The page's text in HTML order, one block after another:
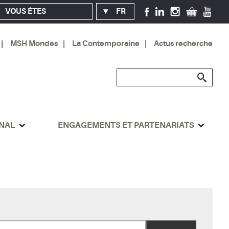
VOUS ÊTES FR
MSH Mondes La Contemporaine Actus recherche
ENGAGEMENTS ET PARTENARIATS